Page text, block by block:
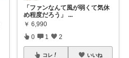
「ファンなんて風が弱くて気休
め程度だろう」
...
￥ 6,990
0 1 2
コレ いいね